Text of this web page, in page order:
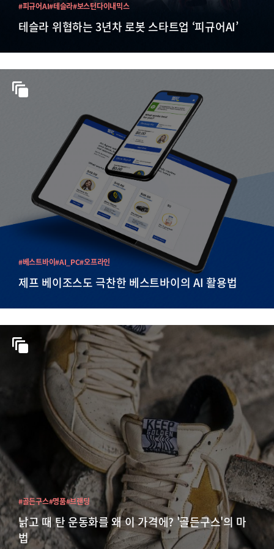
테슬라 위협하는 3년차 로봇 스타트업 ‘피규어AI’
#피규어AI#테슬라#보스턴다이내믹스
제프 베이조스도 극찬한 베스트바이의 AI 활용법
#베스트바이#AI_PC#오프라인
낡고 때 탄 운동화를 왜 이 가격에? '골든구스'의 마
법
#골든구스#명품#브랜딩